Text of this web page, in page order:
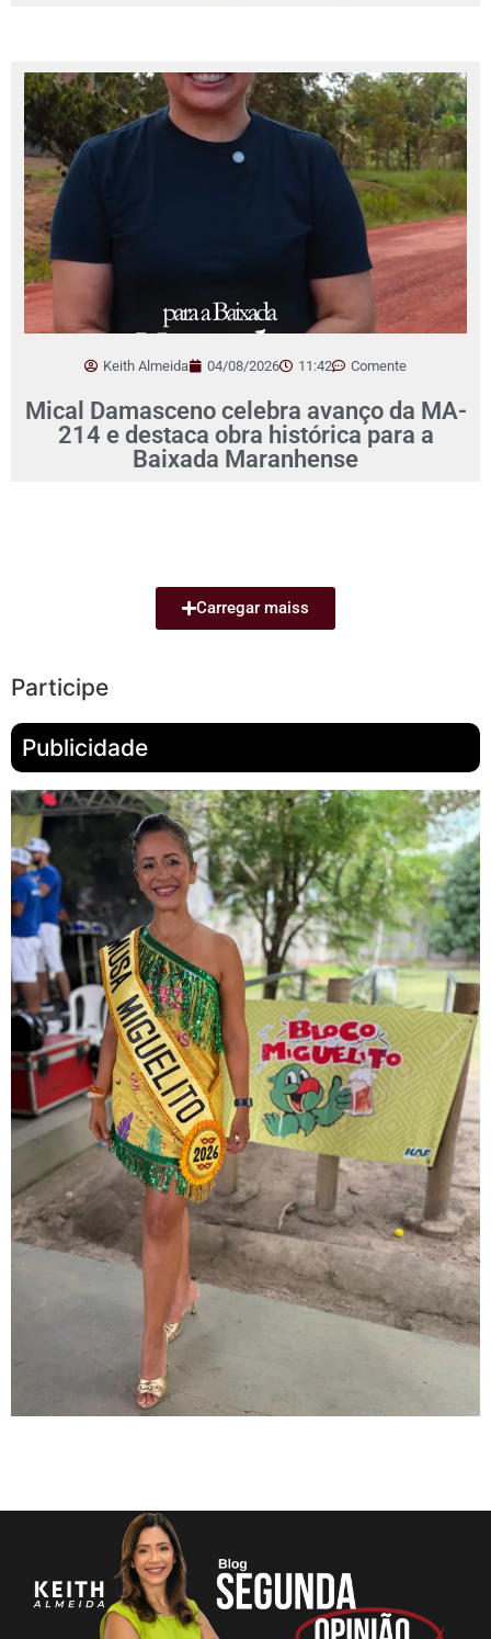
Keith Almeida 04/08/2026 11:42 Comente
Mical Damasceno celebra avanço da MA-
214 e destaca obra histórica para a
Baixada Maranhense
Carregar maiss
Participe
Publicidade